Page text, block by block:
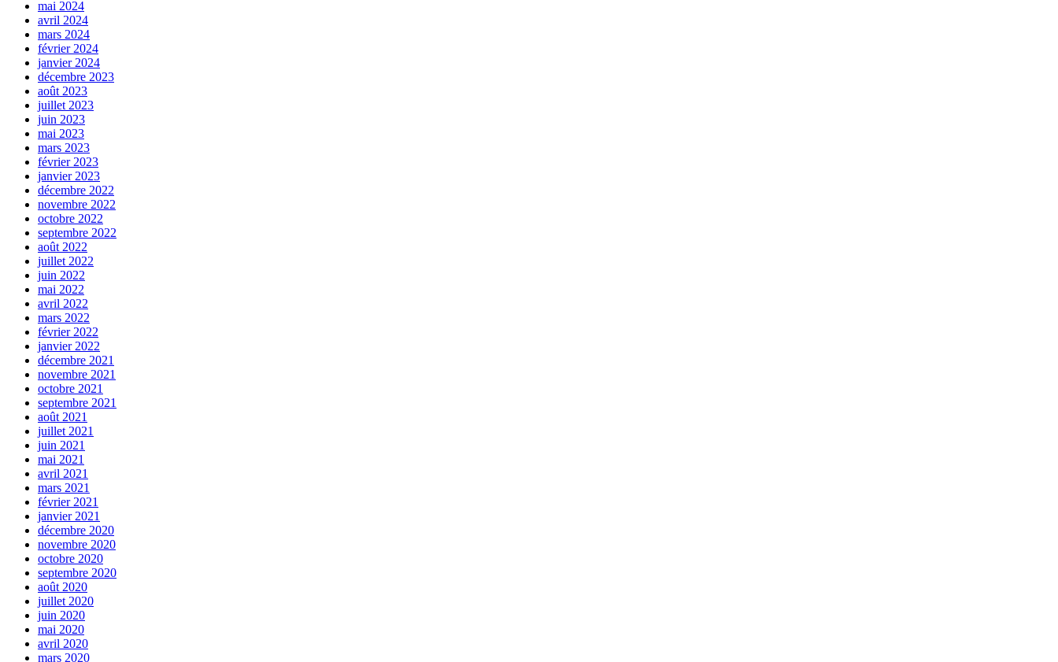
mai 2024
avril 2024
mars 2024
février 2024
janvier 2024
décembre 2023
août 2023
juillet 2023
juin 2023
mai 2023
mars 2023
février 2023
janvier 2023
décembre 2022
novembre 2022
octobre 2022
septembre 2022
août 2022
juillet 2022
juin 2022
mai 2022
avril 2022
mars 2022
février 2022
janvier 2022
décembre 2021
novembre 2021
octobre 2021
septembre 2021
août 2021
juillet 2021
juin 2021
mai 2021
avril 2021
mars 2021
février 2021
janvier 2021
décembre 2020
novembre 2020
octobre 2020
septembre 2020
août 2020
juillet 2020
juin 2020
mai 2020
avril 2020
mars 2020